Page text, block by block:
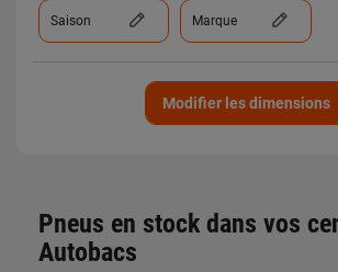
Saison Marque
Modifier les dimensions
Pneus en stock dans vos
Autobacs